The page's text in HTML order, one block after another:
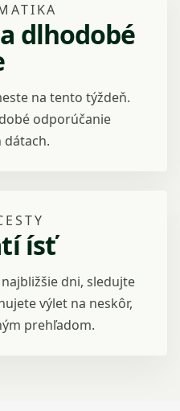
dlhodobé
na tento týždeň.
odporúčanie
dátach.
ísť
dni, sledujte
výlet na neskôr,
prehľadom.